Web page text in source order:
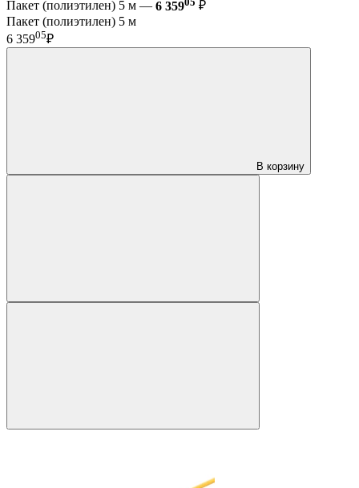
Пакет (полиэтилен) 5 м — 6 359
₽
Пакет (полиэтилен) 5 м
6 35905₽
В корзину